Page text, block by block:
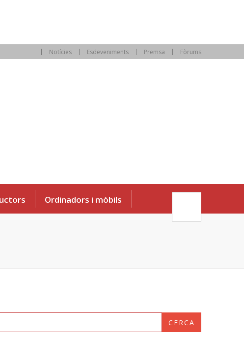
Notícies Esdeveniments Premsa Fòrums
Ordinadors i mòbils
CERCA